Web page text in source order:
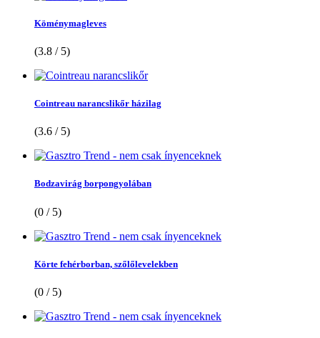
Köménymagleves
(3.8 / 5)
Cointreau narancslikőr házilag
(3.6 / 5)
Bodzavirág borpongyolában
(0 / 5)
Körte fehérborban, szőlőlevelekben
(0 / 5)